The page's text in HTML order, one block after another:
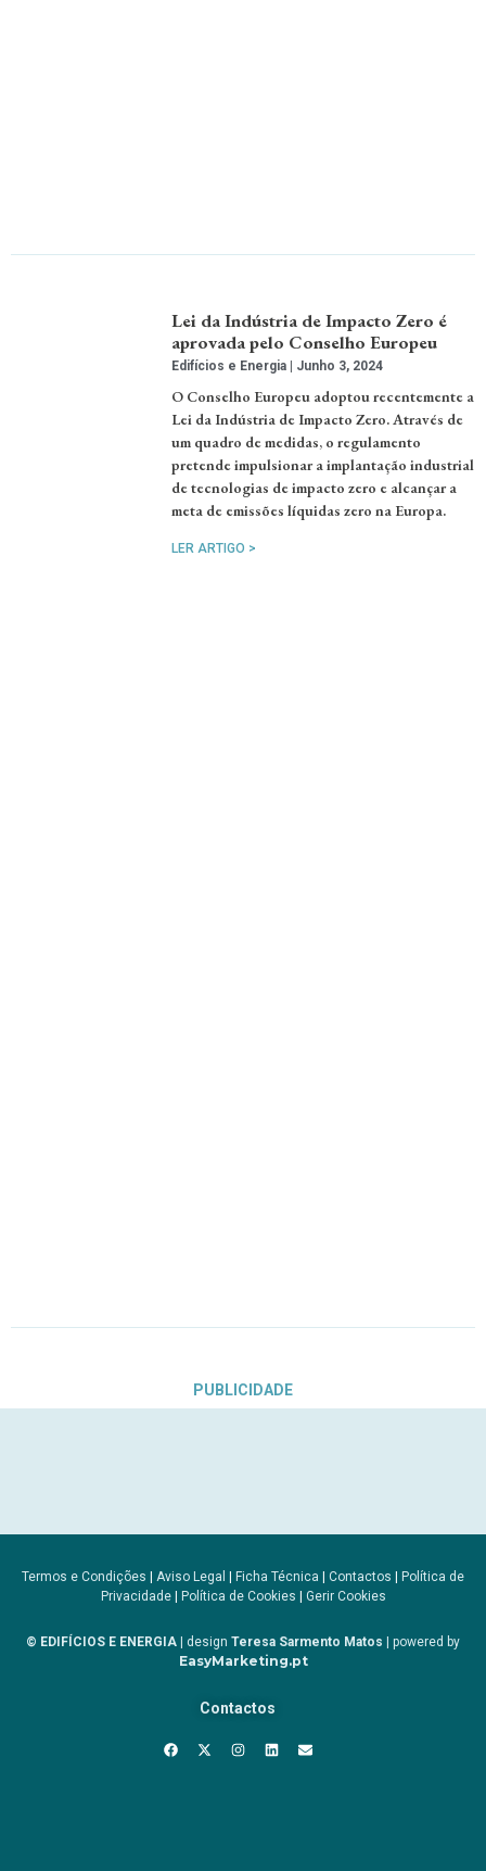
Lei da Indústria de Impacto Zero é
aprovada pelo Conselho Europeu
Edifícios e Energia Junho 3, 2024
O Conselho Europeu adoptou recentemente a
Lei da Indústria de Impacto Zero. Através de
um quadro de medidas, o regulamento
pretende impulsionar a implantação industrial
de tecnologias de impacto zero e alcançar a
meta de emissões líquidas zero na Europa.
LER ARTIGO >
PUBLICIDADE
Termos e Condições | Aviso Legal | Ficha Técnica | Contactos | Política de
Privacidade| Política de Cookies | Gerir Cookies
© EDIFÍCIOS E ENERGIA | design Teresa Sarmento Matos | powered by
EasyMarketing.pt
Contactos